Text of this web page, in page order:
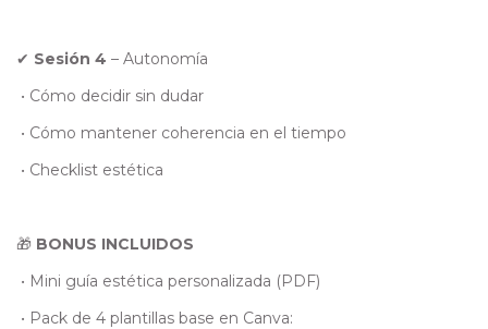
✔ Sesión 4 – Autonomía
• Cómo decidir sin dudar
• Cómo mantener coherencia en el tiempo
• Checklist estética
🎁 BONUS INCLUIDOS
• Mini guía estética personalizada (PDF)
• Pack de 4 plantillas base en Canva: